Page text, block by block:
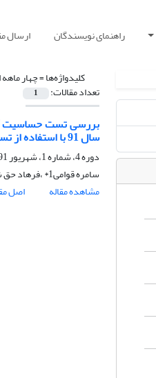
راهنمای نویسندگان ارسال
کلیدواژه‌ها =چهار ماهه
تعداد مقالات: 1
سال 91 با استفاده از تست انتی بیوگرام
دوره 4، شماره 1، شهریور 1391، صفحه
سامره قوامی1* ،فرهاد حق شناس2
مشاهده مقاله
اصل